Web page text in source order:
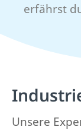
erfährst
Unsere